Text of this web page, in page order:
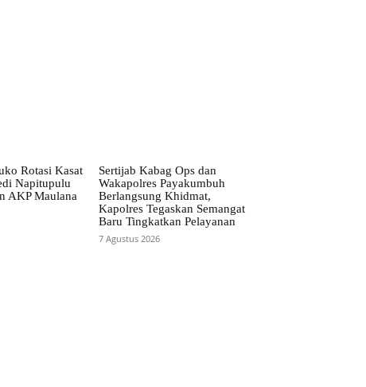
Rotasi Kasat
Napitupulu
AKP Maulana
Sertijab Kabag Ops dan
Wakapolres Payakumbuh
Berlangsung Khidmat,
Kapolres Tegaskan Semangat
Baru Tingkatkan Pelayanan
7 Agustus 2026